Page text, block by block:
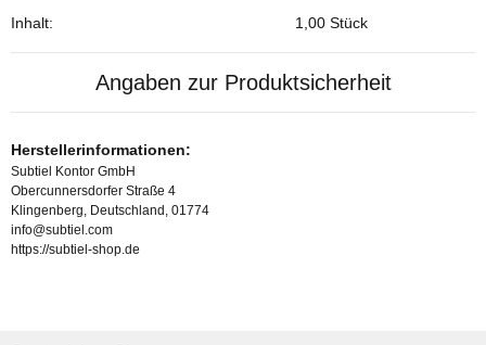
Inhalt:
1,00 Stück
Angaben zur Produktsicherheit
Herstellerinformationen:
Subtiel Kontor GmbH
Obercunnersdorfer Straße 4
Klingenberg, Deutschland, 01774
info@subtiel.com
https://subtiel-shop.de